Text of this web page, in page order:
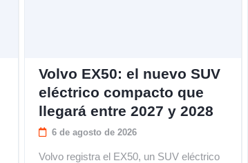
Volvo EX50: el nuevo SUV
eléctrico compacto que
llegará entre 2027 y 2028
6 de agosto de 2026
Volvo registra el EX50, un SUV eléctrico